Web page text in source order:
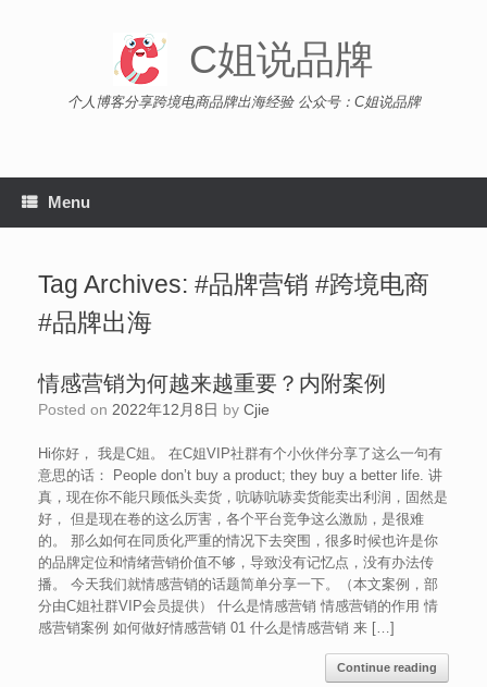
C姐说品牌
个人博客分享跨境电商品牌出海经验 公众号：C姐说品牌
Menu
Tag Archives: #品牌营销 #跨境电商
#品牌出海
情感营销为何越来越重要？内附案例
Posted on 2022年12月8日 by Cjie
Hi你好， 我是C姐。 在C姐VIP社群有个小伙伴分享了这么一句有
意思的话： People don’t buy a product; they buy a better life. 讲
真，现在你不能只顾低头卖货，吭哧吭哧卖货能卖出利润，固然是
好， 但是现在卷的这么厉害，各个平台竞争这么激励，是很难
的。 那么如何在同质化严重的情况下去突围，很多时候也许是你
的品牌定位和情绪营销价值不够，导致没有记忆点，没有办法传
播。 今天我们就情感营销的话题简单分享一下。（本文案例，部
分由C姐社群VIP会员提供） 什么是情感营销 情感营销的作用 情
感营销案例 如何做好情感营销 01 什么是情感营销 来 […]
Continue reading